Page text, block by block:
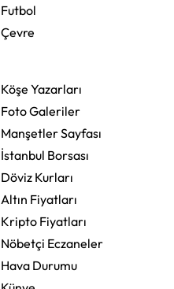
Futbol
Çevre
Köşe Yazarları
Foto Galeriler
Manşetler Sayfası
İstanbul Borsası
Döviz Kurları
Altın Fiyatları
Kripto Fiyatları
Nöbetçi Eczaneler
Hava Durumu